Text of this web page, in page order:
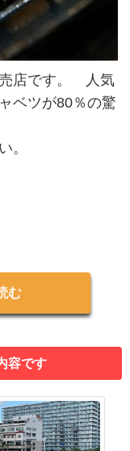
売店です。 人気
ベツが80％の驚
。
む
容です